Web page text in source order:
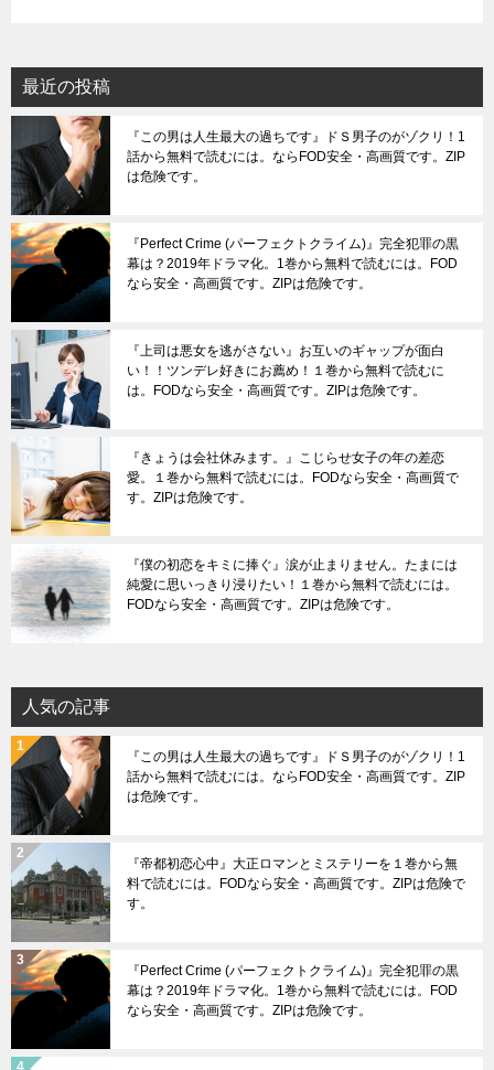
最近の投稿
『この男は人生最大の過ちです』ドＳ男子のがゾクリ！1
話から無料で読むには。ならFOD安全・高画質です。ZIP
は危険です。
『Perfect Crime (パーフェクトクライム)』完全犯罪の黒
幕は？2019年ドラマ化。1巻から無料で読むには。FOD
なら安全・高画質です。ZIPは危険です。
『上司は悪女を逃がさない』お互いのギャップが面白
い！！ツンデレ好きにお薦め！１巻から無料で読むに
は。FODなら安全・高画質です。ZIPは危険です。
『きょうは会社休みます。』こじらせ女子の年の差恋
愛。１巻から無料で読むには。FODなら安全・高画質で
す。ZIPは危険です。
『僕の初恋をキミに捧ぐ』涙が止まりません。たまには
純愛に思いっきり浸りたい！１巻から無料で読むには。
FODなら安全・高画質です。ZIPは危険です。
人気の記事
『この男は人生最大の過ちです』ドＳ男子のがゾクリ！1
話から無料で読むには。ならFOD安全・高画質です。ZIP
は危険です。
『帝都初恋心中』大正ロマンとミステリーを１巻から無
料で読むには。FODなら安全・高画質です。ZIPは危険で
す。
『Perfect Crime (パーフェクトクライム)』完全犯罪の黒
幕は？2019年ドラマ化。1巻から無料で読むには。FOD
なら安全・高画質です。ZIPは危険です。